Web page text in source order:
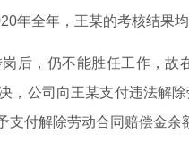
年全年，王某的考核结果均
，仍不能胜任工作，故
，公司向王某支付违法解
付解除劳动合同赔偿金余